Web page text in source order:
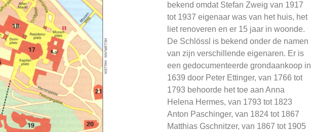
bekend omdat Stefan Zweig van 1917
tot 1937 eigenaar was van het huis, het
liet renoveren en er 15 jaar in woonde.
De Schlössl is bekend onder de namen
van zijn verschillende eigenaren. Er is
een gedocumenteerde grondaankoop in
1639 door Peter Ettinger, van 1766 tot
1793 behoorde het toe aan Anna
Helena Hermes, van 1793 tot 1823
Anton Paschinger, van 1824 tot 1867
Matthias Gschnitzer, van 1867 tot 1905